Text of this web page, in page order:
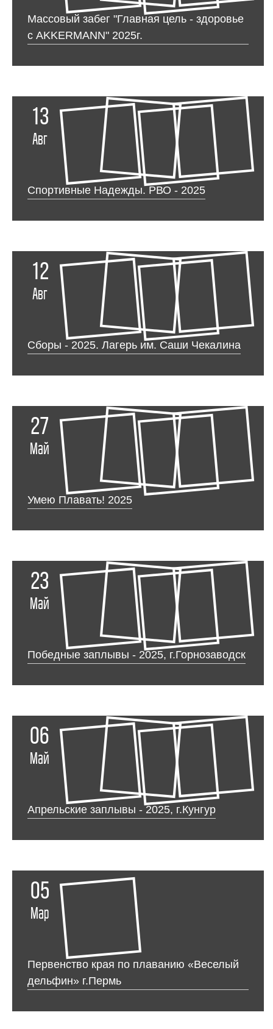
Массовый забег "Главная цель - здоровье
с AKKERMANN" 2025г.
13
Авг
Спортивные Надежды. РВО - 2025
12
Авг
Сборы - 2025. Лагерь им. Саши Чекалина
27
Май
Умею Плавать! 2025
23
Май
Победные заплывы - 2025, г.Горнозаводск
06
Май
Апрельские заплывы - 2025, г.Кунгур
05
Мар
Первенство края по плаванию «Веселый
дельфин» г.Пермь